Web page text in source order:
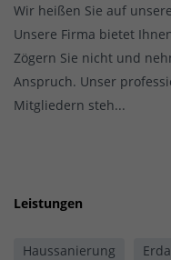
Wir heißen Sie auf
Unsere Firma bietet
Zögern Sie nicht und
Anspruch. Unser
Mitgliedern steh...
Leistungen
Haussanierung